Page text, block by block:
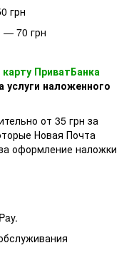
грн
— 70 грн
ПриватБанка
услуги наложенного
от 35 грн за
Новая Почта
оформление наложки